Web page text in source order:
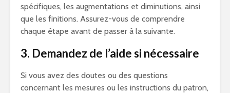
spécifiques, les augmentations et diminutions, ainsi
que les finitions. Assurez-vous de comprendre
chaque étape avant de passer à la suivante.
3. Demandez de l’aide si nécessaire
Si vous avez des doutes ou des questions
concernant les mesures ou les instructions du patron,